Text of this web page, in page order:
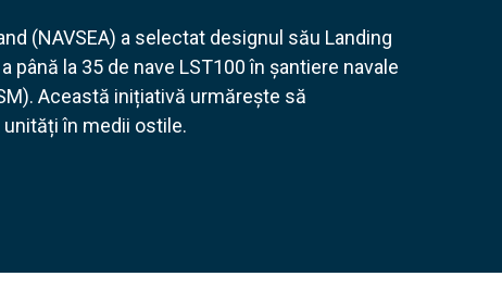
(NAVSEA) a selectat designul său Landing
la 35 de nave LST100 în șantiere navale
Această inițiativă urmărește să
în medii ostile.